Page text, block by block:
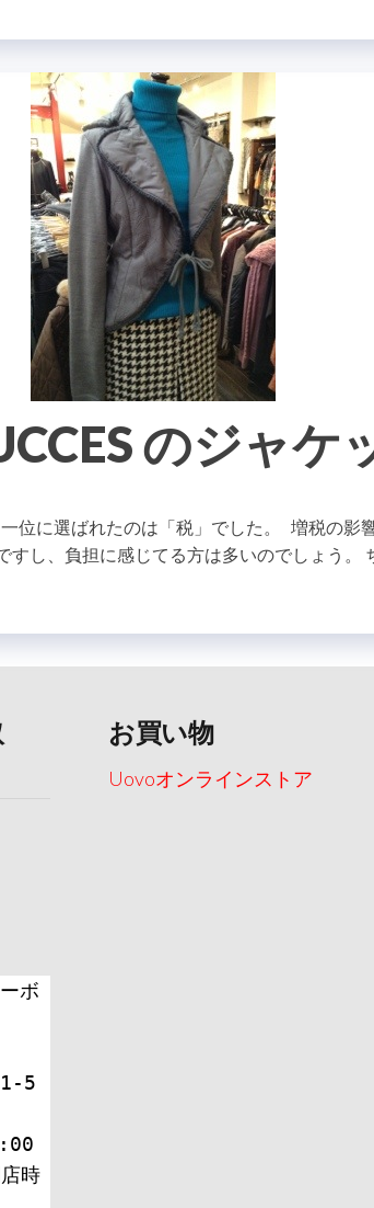
のジャケ
位に選ばれたのは「税」でした。 増税の影
すし、負担に感じてる方は多いのでしょう。
お買い物
Uovoオンラインストア
ボ
1-5
時